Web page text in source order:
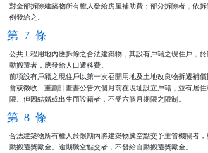
對全部拆除建築物所有權人發給房屋補助費；部分拆除者，依
例發給之。
第 7 條
公共工程用地內應拆除之合法建築物，其設有戶籍之現住戶，於
動搬遷者，應發給人口遷移費。
前項設有戶籍之現住戶以第一次召開用地及土地改良物拆遷補償
會或徵收、重劃計畫書公告六個月前在現址設立戶籍，並有居
限。但因結婚或出生而設籍者，不受六個月期限之限制。
第 8 條
合法建築物所有權人於限期內將建築物騰空點交予主管機關者，
動搬遷獎勵金。逾期騰空點交者，不發給自動搬遷獎勵金。